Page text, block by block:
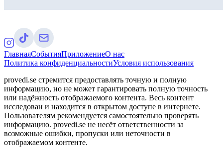
ГлавнаяСобытияПриложениеО нас
Политика конфиденциальностиУсловия использования
provedi.se стремится предоставлять точную и полную
информацию, но не может гарантировать полную точность
или надёжность отображаемого контента. Весь контент
исследован и находится в открытом доступе в интернете.
Пользователям рекомендуется самостоятельно проверять
информацию. provedi.se не несёт ответственности за
возможные ошибки, пропуски или неточности в
отображаемом контенте.